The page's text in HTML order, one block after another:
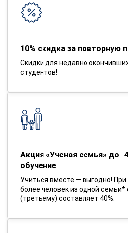
10% скидка за повторную
Скидки для недавно
студентов!
Акция «Ученая семья» до -
обучение
Учиться вместе — выгодно! При
более человек из одной семьи*
(третьему) составляет 40%.